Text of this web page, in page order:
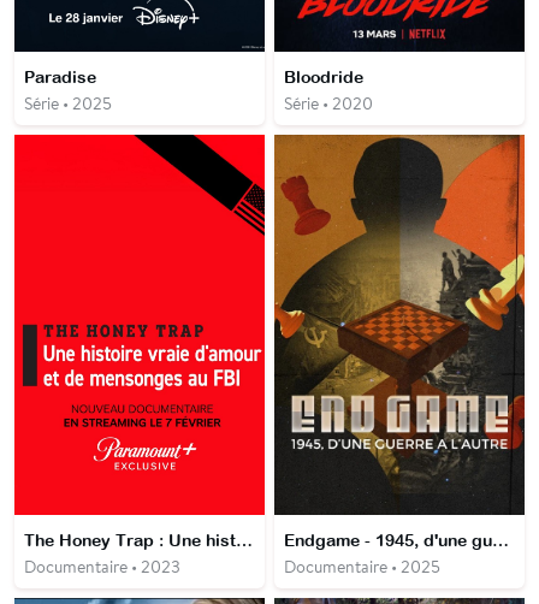
Paradise
Série • 2025
Bloodride
Série • 2020
The Honey Trap : Une histoire vraie d'amour et de mensonges au FBI
Documentaire • 2023
Endgame - 1945, d'une guerre à l'autre
Documentaire • 2025